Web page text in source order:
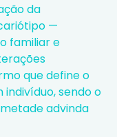
da
—
familiar e
que define o
sendo o
advinda